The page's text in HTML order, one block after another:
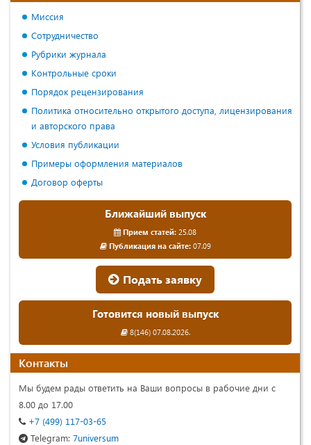
Миссия
Сотрудничество
Рубрики журнала
Контрольные сроки
Порядок рецензирования
Политика относительно открытого доступа, лицензирования
и авторского права
Условия публикации
Примеры оформления материалов
Договор оферты
Ближайший выпуск
Прием статей: 25.08
Публикация на сайте:07.09
Подать заявку
Готовится новый выпуск
8(146) 07.08.2026.
Контакты
Мы будем рады ответить на Ваши вопросы в рабочие дни с
8.00 до 17.00
+7 (499) 117-03-65
Telegram: 7universum